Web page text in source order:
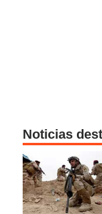
Noticias